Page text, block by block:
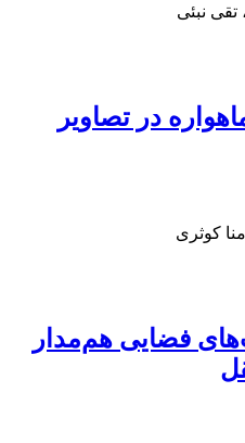
تقی نبئی
در تصاویر
کوثری
فضایی هم‌مدار